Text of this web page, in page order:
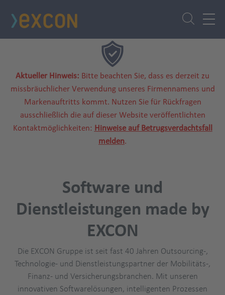
Aktueller Hinweis: Bitte beachten Sie, dass es derzeit zu
missbräuchlicher Verwendung unseres Firmennamens und
Markenauftritts kommt. Nutzen Sie für Rückfragen
ausschließlich die auf dieser Website veröffentlichten
Kontaktmöglichkeiten: Hinweise auf Betrugsverdachtsfall
melden
Software und
Dienstleistungen made by
EXCON
Die EXCON Gruppe ist seit fast 40 Jahren Outsourcing-,
Technologie- und Dienstleistungspartner der Mobilitäts-,
Finanz- und Versicherungsbranchen. Mit unseren
innovativen Softwarelösungen, intelligenten Prozessen